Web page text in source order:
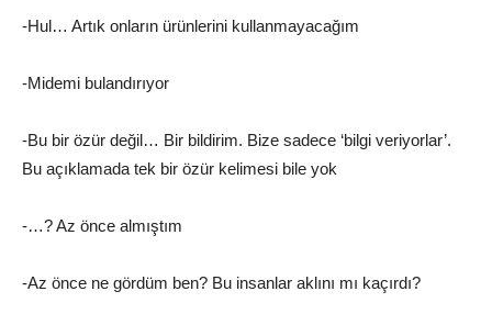
-Hul… Artık onların ürünlerini kullanmayacağım
-Midemi bulandırıyor
-Bu bir özür değil… Bir bildirim. Bize sadece ‘bilgi veriyorlar’.
Bu açıklamada tek bir özür kelimesi bile yok
-…? Az önce almıştım
-Az önce ne gördüm ben? Bu insanlar aklını mı kaçırdı?